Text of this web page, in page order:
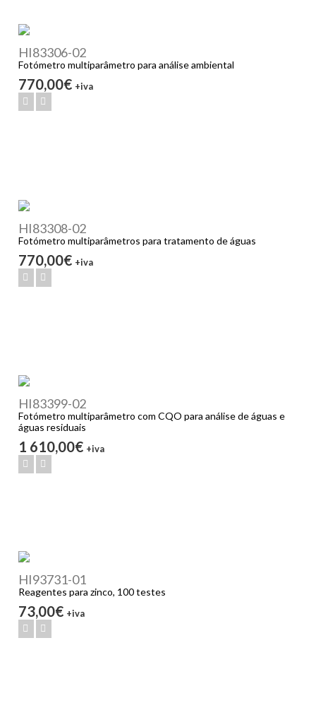
HI83306-02
Fotómetro multiparâmetro para análise ambiental
770,00€ +iva
HI83308-02
Fotómetro multiparâmetros para tratamento de águas
770,00€ +iva
HI83399-02
Fotómetro multiparâmetro com CQO para análise de águas e
águas residuais
1 610,00€ +iva
HI93731-01
Reagentes para zinco, 100 testes
73,00€ +iva